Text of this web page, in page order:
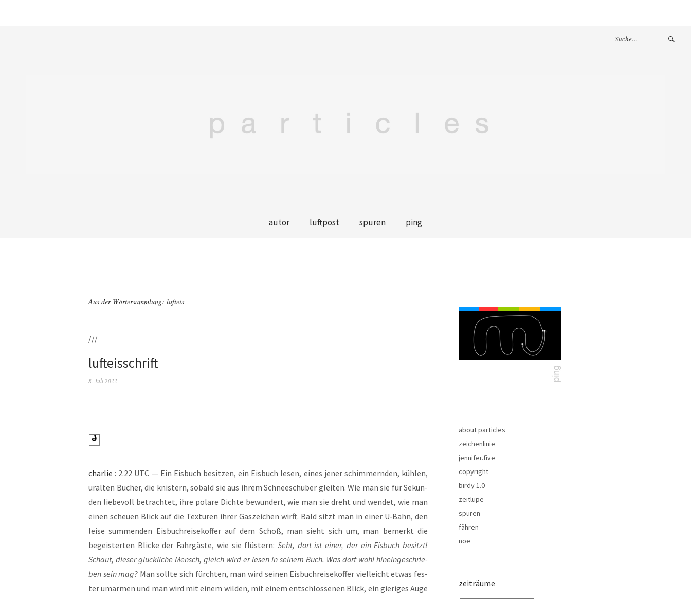
autor luftpost spuren ping
Aus der Wörtersammlung: lufteis
///
lufteisschrift
8. Juli 2022
char­lie : 2.22 UTC — Ein Eis­buch besit­zen, ein Eis­buch lesen, eines jener schim­mern­den, küh­len,
uralten Bücher, die knis­tern, sobald sie aus ihrem Schnee­schu­ber glei­ten. Wie man sie für Sekun­
den lie­be­voll betrach­tet, ihre pola­re Dich­te bewun­dert, wie man sie dreht und wen­det, wie man
einen scheu­en Blick auf die Tex­tu­ren ihrer Gas­zei­chen wirft. Bald sitzt man in einer U‑Bahn, den
lei­se sum­men­den Eis­buch­rei­se­kof­fer auf dem Schoß, man sieht sich um, man bemerkt die
begeis­ter­ten Bli­cke der Fahr­gäs­te, wie sie flüs­tern: Seht, dort ist einer, der ein Eis­buch besitzt!
Schaut, die­ser glück­li­che Mensch, gleich wird er lesen in sei­nem Buch. Was dort wohl hin­ein­ge­schrie­
ben sein mag? Man soll­te sich fürch­ten, man wird sei­nen Eis­buch­rei­se­kof­fer viel­leicht etwas fes­
ter umar­men und man wird mit einem wil­den, mit einem ent­schlos­se­nen Blick, ein gie­ri­ges Auge
about particles
zeichenlinie
jennifer.five
copyright
birdy 1.0
zeitlupe
spuren
fähren
noe
zeiträume